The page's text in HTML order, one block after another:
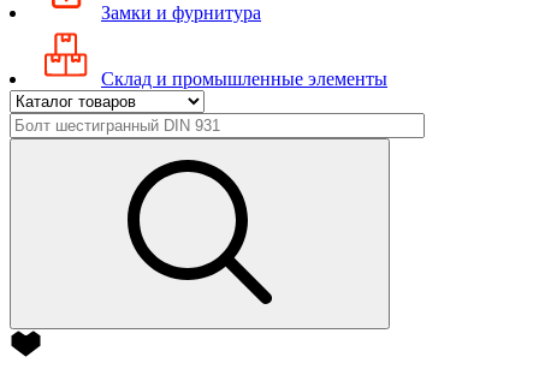
Замки и фурнитура
Склад и промышленные элементы